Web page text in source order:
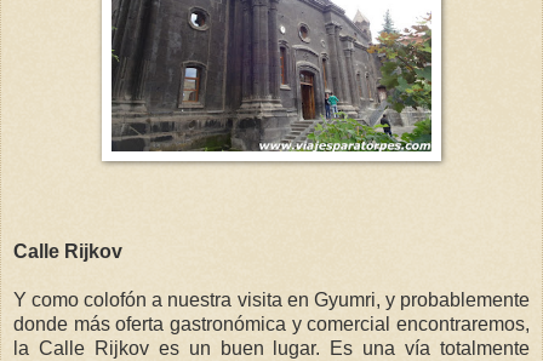
Calle Rijkov
Y como colofón a nuestra visita en Gyumri, y probablemente
donde más oferta gastronómica y comercial encontraremos,
la Calle Rijkov es un buen lugar. Es una vía totalmente